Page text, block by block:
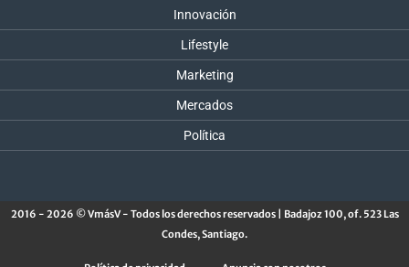
Innovación
Lifestyle
Marketing
Mercados
Política
2016 - 2026 © VmásV - Todos los derechos reservados | Badajoz 100, of. 523 Las
Condes, Santiago.